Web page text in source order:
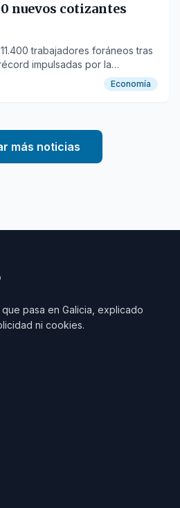
nuevos cotizantes
trabajadores foráneos tras
impulsadas por la
Economía
más noticias
pasa en Galicia, explicado
ni cookies.